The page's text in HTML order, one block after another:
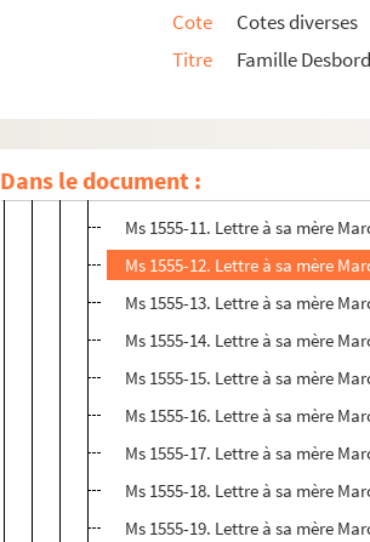
Cote
Cotes diverses
Titre
Famille
Dans le document :Ms 1555-10. Lettre à sa mère
Ms 1555-11. Lettre à sa mère
Ms 1555-12. Lettre à sa mère
Ms 1555-13. Lettre à sa mère
Ms 1555-14. Lettre à sa mère
Ms 1555-15. Lettre à sa mère
Ms 1555-16. Lettre à sa mère
Ms 1555-17. Lettre à sa mère
Ms 1555-18. Lettre à sa mère
Ms 1555-19. Lettre à sa mère